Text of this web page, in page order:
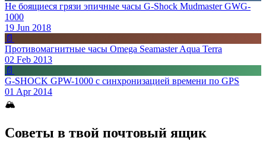
Не боящиеся грязи эпичные часы G-Shock Mudmaster GWG-
1000
19 Jun 2018
📄
Противомагнитные часы Omega Seamaster Aqua Terra
02 Feb 2013
📄
G-SHOCK GPW-1000 с синхронизацией времени по GPS
01 Apr 2014
🏔
Советы в твой почтовый ящик